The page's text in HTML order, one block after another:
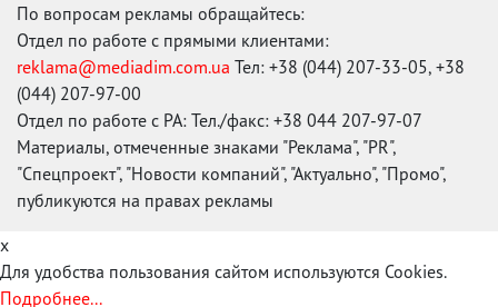
По вопросам рекламы обращайтесь:
Отдел по работе с прямыми клиентами:
reklama@mediadim.com.ua Тел: +38 (044) 207-33-05, +38
(044) 207-97-00
Отдел по работе с РА: Тел./факс: +38 044 207-97-07
Материалы, отмеченные знаками "Реклама", "PR",
"Спецпроект", "Новости компаний", "Актуально", "Промо",
публикуются на правах рекламы
x
Для удобства пользования сайтом используются Cookies.
Подробнее...